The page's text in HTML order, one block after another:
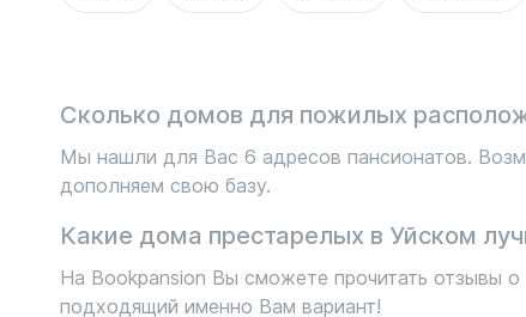
Сколько домов для пожилых
Мы нашли для Вас 6 адресов пансионатов.
дополняем свою базу.
Какие дома престарелых в Уйском
На Bookpansion Вы сможете прочитать отзывы
подходящий именно Вам вариант!